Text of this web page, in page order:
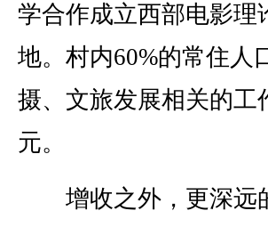
学合作成立西部电影理
地。村内60%的常住人
摄、文旅发展相关的工
元。
增收之外，更深远